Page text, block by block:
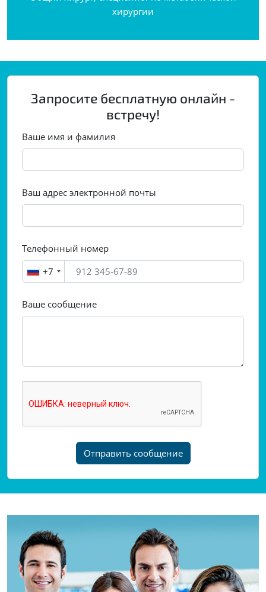
хирургии
Запросите бесплатную онлайн -
встречу!
Ваше имя и фамилия
Ваш адрес электронной почты
Телефонный номер
+7
Ваше сообщение
Отправить сообщение